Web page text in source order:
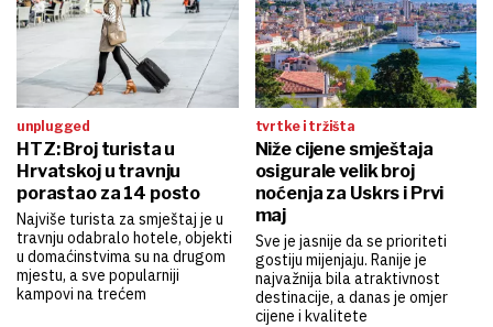
unplugged
HTZ: Broj turista u
Hrvatskoj u travnju
porastao za 14 posto
Najviše turista za smještaj je u
travnju odabralo hotele, objekti
u domaćinstvima su na drugom
mjestu, a sve popularniji
kampovi na trećem
tvrtke i tržišta
Niže cijene smještaja
osigurale velik broj
noćenja za Uskrs i Prvi
maj
Sve je jasnije da se prioriteti
gostiju mijenjaju. Ranije je
najvažnija bila atraktivnost
destinacije, a danas je omjer
cijene i kvalitete